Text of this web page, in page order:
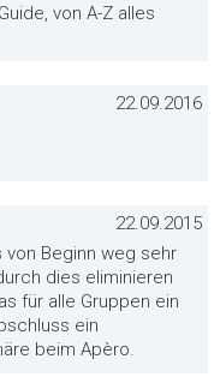
von A-Z alles
22.09.2016
22.09.2015
von Beginn weg sehr
dies eliminieren
für alle Gruppen ein
ein
beim Apèro.